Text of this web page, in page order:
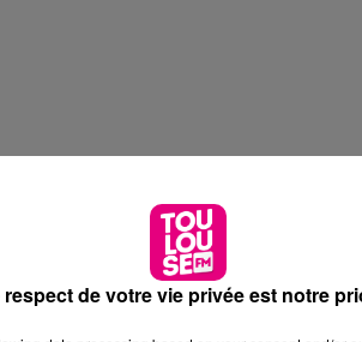
respect de votre vie privée est notre